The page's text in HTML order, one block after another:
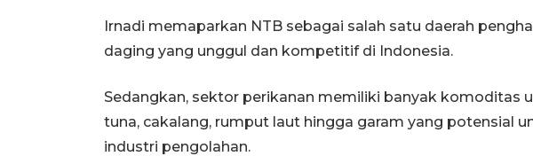
Irnadi memaparkan NTB sebagai salah satu daerah
daging yang unggul dan kompetitif di Indonesia.
Sedangkan, sektor perikanan memiliki banyak komoditas
tuna, cakalang, rumput laut hingga garam yang potensial
industri pengolahan.